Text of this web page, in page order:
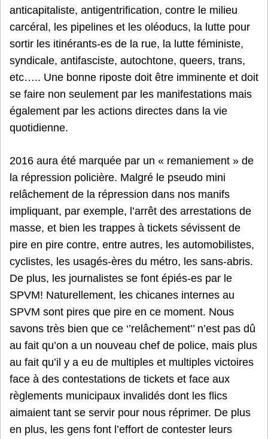
anticapitaliste, antigentrification, contre le milieu
carcéral, les pipelines et les oléoducs, la lutte pour
sortir les itinérants-es de la rue, la lutte féministe,
syndicale, antifasciste, autochtone, queers, trans,
etc….. Une bonne riposte doit être imminente et doit
se faire non seulement par les manifestations mais
également par les actions directes dans la vie
quotidienne.
2016 aura été marquée par un « remaniement » de
la répression policière. Malgré le pseudo mini
relâchement de la répression dans nos manifs
impliquant, par exemple, l’arrêt des arrestations de
masse, et bien les trappes à tickets sévissent de
pire en pire contre, entre autres, les automobilistes,
cyclistes, les usagés-ères du métro, les sans-abris.
De plus, les journalistes se font épiés-es par le
SPVM! Naturellement, les chicanes internes au
SPVM sont pires que pire en ce moment. Nous
savons très bien que ce ‘’relâchement’’ n’est pas dû
au fait qu’on a un nouveau chef de police, mais plus
au fait qu’il y a eu de multiples et multiples victoires
face à des contestations de tickets et face aux
règlements municipaux invalidés dont les flics
aimaient tant se servir pour nous réprimer. De plus
en plus, les gens font l’effort de contester leurs